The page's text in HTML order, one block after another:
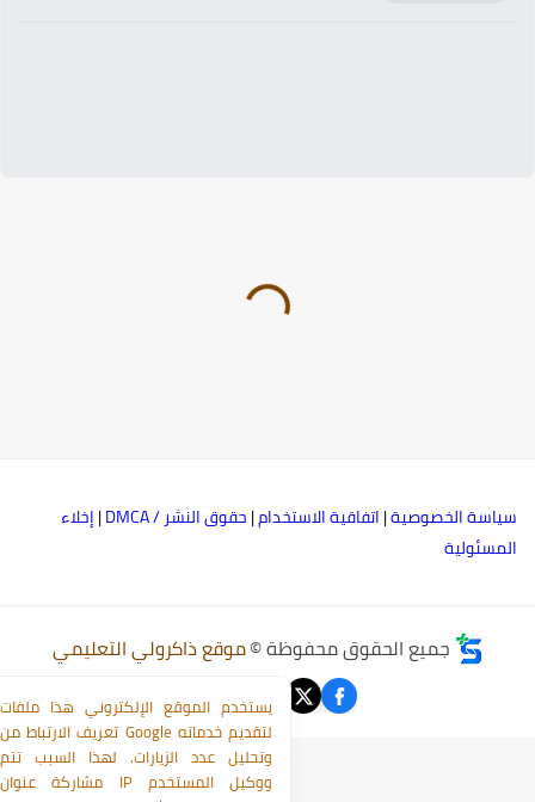
الخصوصية|اتفاقية الاستخدام|حقوق النشر / DMCA |إخلاء
جميع الحقوق محفوظة ©موقع ذاكرولي التعليمي
يستخدم الموقع الإلكتروني هذا ملفات
تعريف الارتباط من Google لتقديم خدماته
وتحليل عدد الزيارات. لهذا السبب تتم
مشاركة عنوان IP ووكيل المستخدم